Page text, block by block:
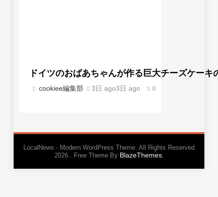
ドイツのおばあちゃんが作る巨大チーズケーキ
cookiee編集部 3日 ago3日 ago 0
LocalNews - Modern WordPress Theme. All Rights Reserved
2026.. Free Theme By BlazeThemes.